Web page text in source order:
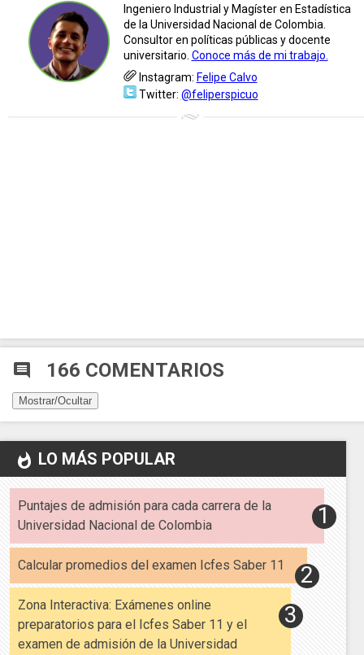
Ingeniero Industrial y Magíster en Estadística
de la Universidad Nacional de Colombia.
Consultor en políticas públicas y docente
universitario. Conoce más de mi trabajo.
Instagram: Felipe Calvo
Twitter: @feliperspicuo
comment 166 COMENTARIOS
Mostrar/Ocultar
whatshot LO MÁS POPULAR
Puntajes de admisión para cada carrera de la
Universidad Nacional de Colombia
Calcular promedios del examen Icfes Saber 11
Zona Interactiva: Exámenes online
preparatorios para el Icfes Saber 11 y el
examen de admisión de la Universidad